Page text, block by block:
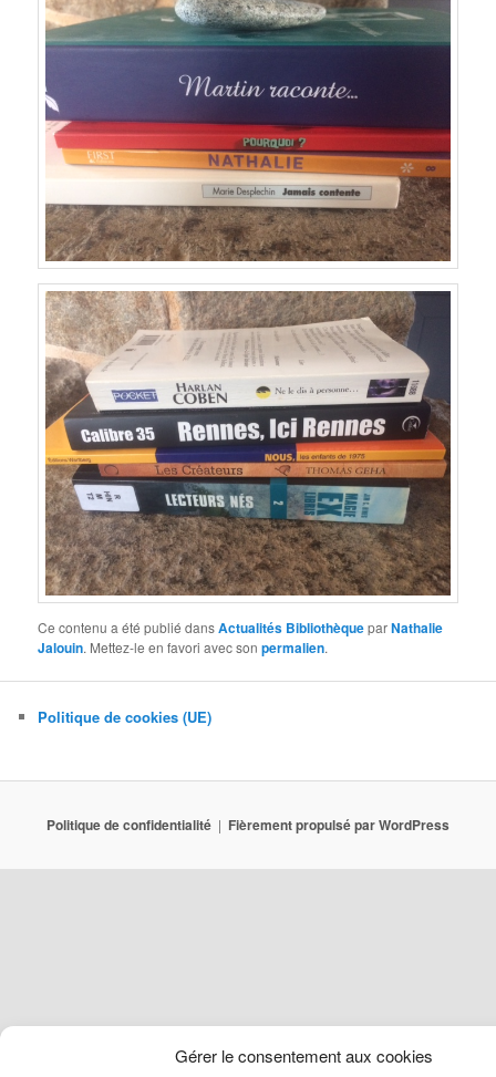
Gérer le consentement aux cookies
Ce contenu a été publié dansActualités BibliothèqueparNathalie
Jalouin. Mettez-le en favori avec sonpermalien.
Politique de cookies (UE)
Politique de confidentialité Fièrement propulsé par WordPress